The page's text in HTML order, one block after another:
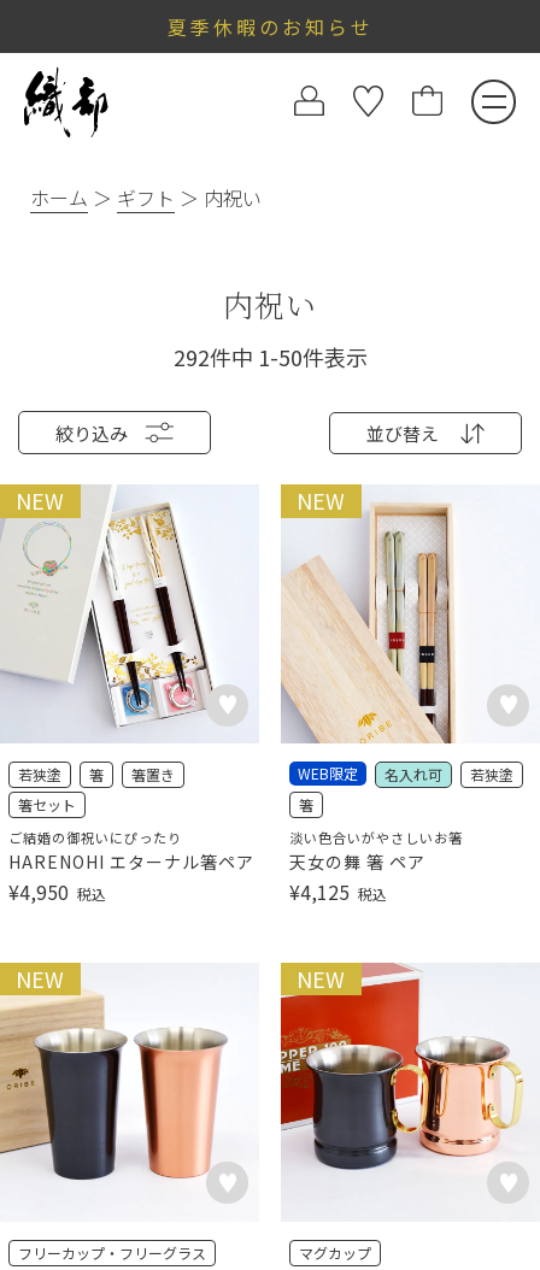
夏季休暇のお知らせ
ホーム ギフト 内祝い
内祝い
絞り込み 並び替え
292件中 1-50件表示
NEW
若狭塗 箸
箸置き
箸セット
ご結婚の御祝いにぴったり
HARENOHI エターナル箸ペア
¥4,950 税込
WEB限定
NEW
名入れ可
若狭塗
箸
淡い色合いがやさしいお箸
天女の舞 箸 ペア
¥4,125 税込
NEW
フリーカップ・フリーグラス
NEW
マグカップ